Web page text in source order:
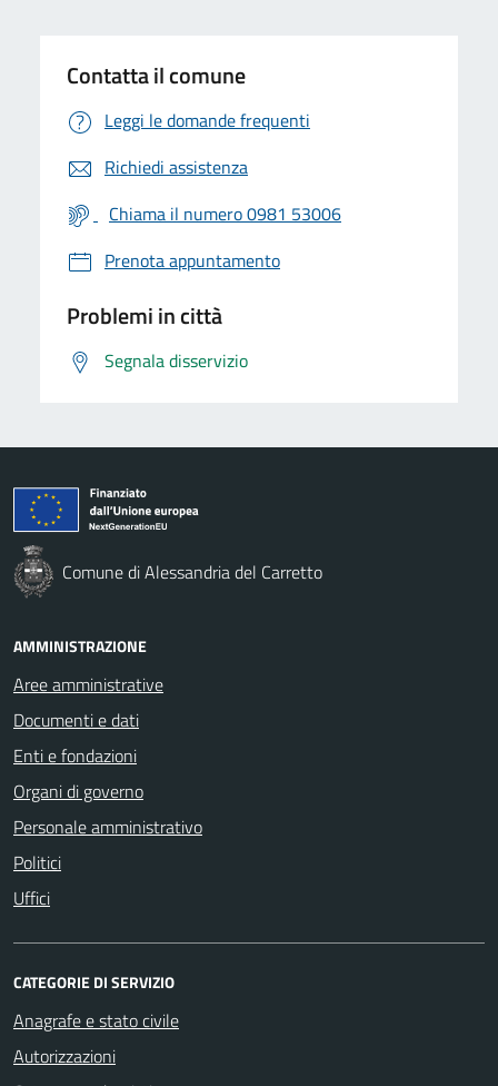
Contatta il comune
Leggi le domande frequenti
Richiedi assistenza
Chiama il numero 0981 53006
Prenota appuntamento
Problemi in città
Segnala disservizio
Comune di Alessandria del Carretto
AMMINISTRAZIONE
Aree amministrative
Documenti e dati
Enti e fondazioni
Organi di governo
Personale amministrativo
Politici
Uffici
CATEGORIE DI SERVIZIO
Anagrafe e stato civile
Autorizzazioni